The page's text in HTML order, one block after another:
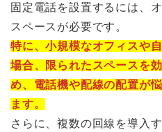
固定電話を設置するには、
スペースが必要です。
特に、小規模なオフィスや
場合、限られたスペースを
め、電話機や配線の配置が
ます。
さらに、複数の回線を導入